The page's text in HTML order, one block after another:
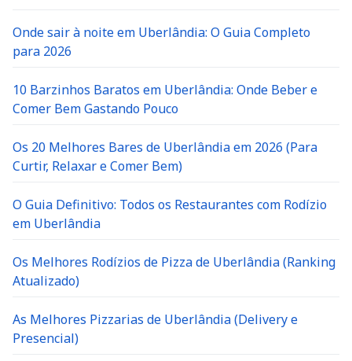
Onde sair à noite em Uberlândia: O Guia Completo
para 2026
10 Barzinhos Baratos em Uberlândia: Onde Beber e
Comer Bem Gastando Pouco
Os 20 Melhores Bares de Uberlândia em 2026 (Para
Curtir, Relaxar e Comer Bem)
O Guia Definitivo: Todos os Restaurantes com Rodízio
em Uberlândia
Os Melhores Rodízios de Pizza de Uberlândia (Ranking
Atualizado)
As Melhores Pizzarias de Uberlândia (Delivery e
Presencial)